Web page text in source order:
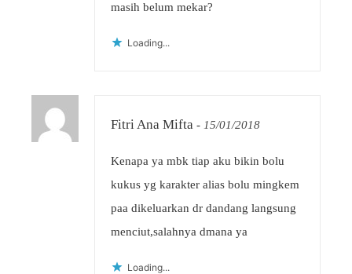
masih belum mekar?
Loading...
Fitri Ana Mifta - 15/01/2018
Kenapa ya mbk tiap aku bikin bolu
kukus yg karakter alias bolu mingkem
paa dikeluarkan dr dandang langsung
menciut,salahnya dmana ya
Loading...